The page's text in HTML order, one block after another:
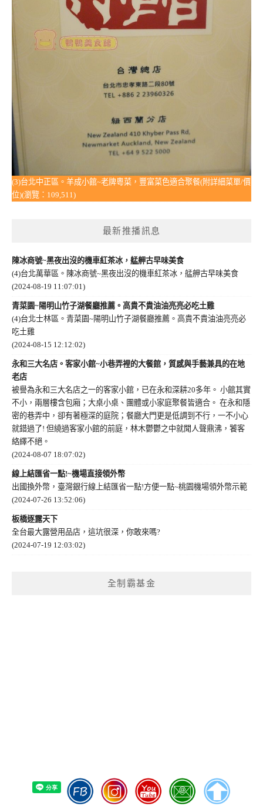
(3)台北中正區。羊成小館~老牌粵菜，豐富菜色適合聚餐(附詳細菜單/價
位)(瀏覽：109,511)
最新推播訊息
陳冰商號~黑夜出沒的機車紅茶冰，艋舺古早味美食
(4)台北萬華區。陳冰商號~黑夜出沒的機車紅茶冰，艋舺古早味美食
(2024-08-19 11:07:01)
青菜園~陽明山竹子湖餐廳推薦。高貴不貴油油亮亮必吃土雞
(4)台北士林區。青菜園~陽明山竹子湖餐廳推薦。高貴不貴油油亮亮必
吃土雞
(2024-08-15 12:12:02)
永和三大名店。客家小館~小巷弄裡的大餐館，質感與手藝兼具的在地
老店
被譽為永和三大名店之一的客家小館，已在永和深耕20多年。 小館其實
不小，兩層樓含包廂；大桌小桌、團體或小家庭聚餐皆適合。 在永和隱
密的巷弄中，卻有著極深的庭院；餐廳大門更是低調到不行，一不小心
就錯過了! 但繞過客家小館的前庭，林木鬱鬱之中就聞人聲鼎沸，饕客
絡繹不絕。
(2024-08-07 18:07:02)
線上結匯省一點!~機場直接領外幣
出國換外幣，臺灣銀行線上結匯省一點!方便一點~桃園機場領外幣示範
(2024-07-26 13:52:06)
板橋逐露天下
全台最大露營用品店，這坑很深，你敢來嗎?
(2024-07-19 12:03:02)
全制霸基金